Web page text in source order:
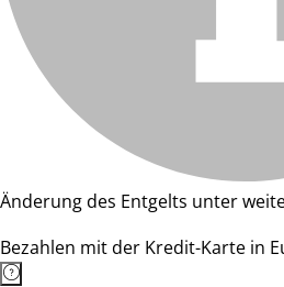
Änderung des Entgelts unter
Bezahlen mit der Kredit-Karte in